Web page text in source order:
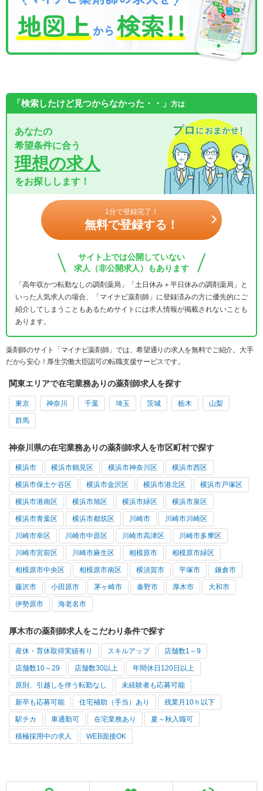
「検索したけど見つからなかった・・」 方は
あなたの
希望条件に合う
理想の求人
をお探しします！
1分で登録完了！
無料で登録する！
サイト上では公開していない
求人（非公開求人）もあります
「高年収かつ転勤なしの調剤薬局」「土日休み＋平日休みの調剤薬局」と
いった人気求人の場合、「マイナビ薬剤師」に登録済みの方に優先的にご
紹介してしまうこともあるためサイトには求人情報が掲載されないことも
あります。
薬剤師のサイト「マイナビ薬剤師」では、希望通りの求人を無料でご紹介。大手
だから安心！厚生労働大臣認可の転職支援サービスです。
関東エリアで在宅業務ありの薬剤師求人を探す
東京 神奈川 千葉 埼玉 茨城 栃木 山梨
群馬
神奈川県の在宅業務ありの薬剤師求人を市区町村で探す
横浜市 横浜市鶴見区 横浜市神奈川区 横浜市西区
横浜市保土ケ谷区 横浜市金沢区 横浜市港北区 横浜市戸塚区
横浜市港南区 横浜市旭区 横浜市緑区 横浜市泉区
横浜市青葉区 横浜市都筑区 川崎市 川崎市川崎区
川崎市幸区 川崎市中原区 川崎市高津区 川崎市多摩区
川崎市宮前区 川崎市麻生区 相模原市 相模原市緑区
相模原市中央区 相模原市南区 横須賀市 平塚市 鎌倉市
藤沢市 小田原市 茅ヶ崎市 秦野市 厚木市 大和市
伊勢原市 海老名市
厚木市の薬剤師求人をこだわり条件で探す
産休・育休取得実績有り スキルアップ 店舗数1～9
店舗数10～29 店舗数30以上 年間休日120日以上
原則、引越しを伴う転勤なし 未経験者も応募可能
新卒も応募可能 住宅補助（手当）あり 残業月10ｈ以下
駅チカ 車通勤可 在宅業務あり 夏～秋入職可
積極採用中の求人 WEB面接OK